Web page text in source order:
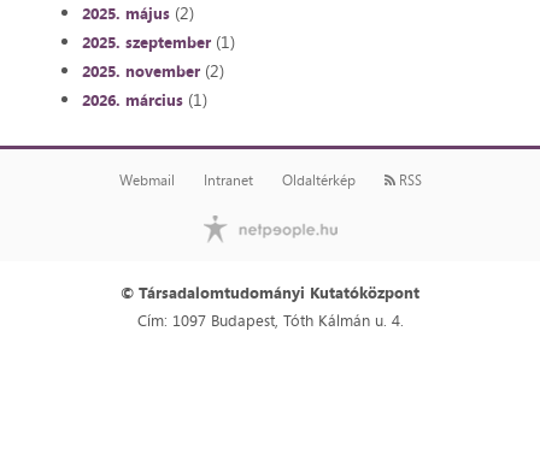
2025. május(2)
2025. szeptember(1)
2025. november(2)
2026. március(1)
Webmail Intranet Oldaltérkép RSS
© Társadalomtudományi Kutatóközpont
Cím: 1097 Budapest, Tóth Kálmán u. 4.